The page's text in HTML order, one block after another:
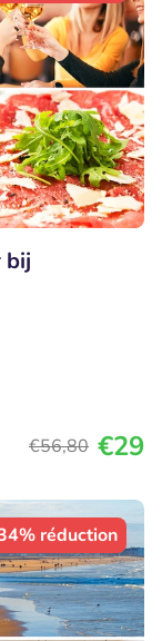
bij
€56,80 €29
réduction